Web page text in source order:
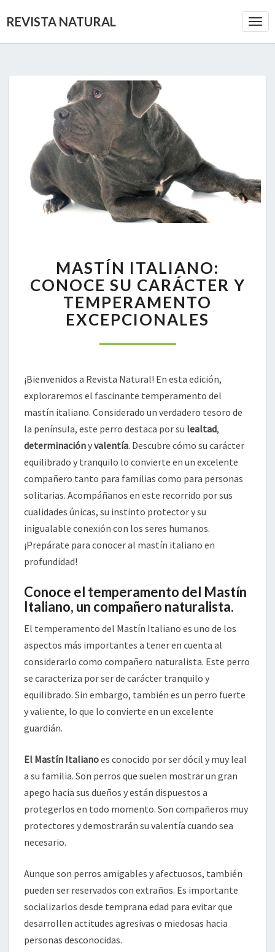
REVISTA NATURAL
ITALIANO:
CONOCE
SU
CARÁCTER
Y
EXCEPCIONALES
MASTÍN ITALIANO:
CONOCE SU CARÁCTER Y
TEMPERAMENTO
EXCEPCIONALES
¡Bienvenidos a Revista Natural! En esta edición,
exploraremos el fascinante temperamento del
mastín italiano. Considerado un verdadero tesoro de
la península, este perro destaca por su lealtad,
determinaciónyvalentía. Descubre cómo su carácter
equilibrado y tranquilo lo convierte en un excelente
compañero tanto para familias como para personas
solitarias. Acompáñanos en este recorrido por sus
cualidades únicas, su instinto protector y su
inigualable conexión con los seres humanos.
¡Prepárate para conocer al mastín italiano en
profundidad!
Conoce el temperamento del Mastín
Italiano, un compañero naturalista.
El temperamento del Mastín Italiano es uno de los
aspectos más importantes a tener en cuenta al
considerarlo como compañero naturalista. Este perro
se caracteriza por ser de carácter tranquilo y
equilibrado. Sin embargo, también es un perro fuerte
y valiente, lo que lo convierte en un excelente
guardián.
El Mastín Italianoes conocido por ser dócil y muy leal
a su familia. Son perros que suelen mostrar un gran
apego hacia sus dueños y están dispuestos a
protegerlos en todo momento. Son compañeros muy
protectores y demostrarán su valentía cuando sea
necesario.
Aunque son perros amigables y afectuosos, también
pueden ser reservados con extraños. Es importante
socializarlos desde temprana edad para evitar que
desarrollen actitudes agresivas o miedosas hacia
personas desconocidas.